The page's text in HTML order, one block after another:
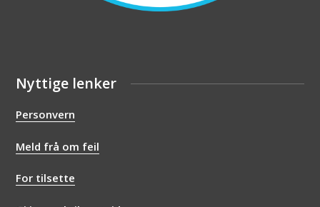
Nyttige lenker
Personvern
Meld frå om feil
For tilsette